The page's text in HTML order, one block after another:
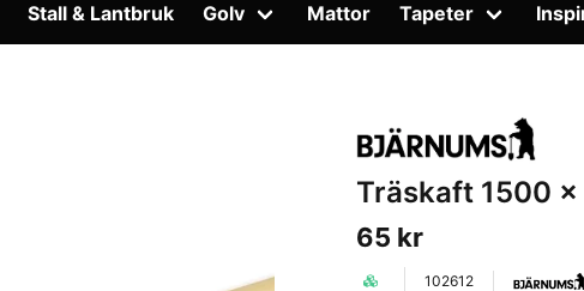
Stall & Lantbruk Golv Mattor Tapeter
Träskaft 1500
65 kr
102612